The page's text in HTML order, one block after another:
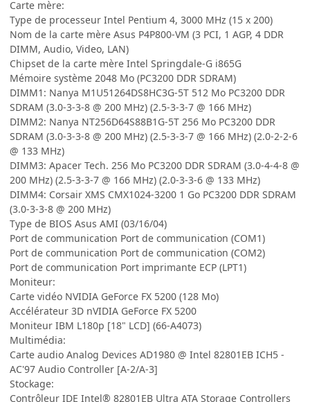
Carte mère:
Type de processeur Intel Pentium 4, 3000 MHz (15 x 200)
Nom de la carte mère Asus P4P800-VM (3 PCI, 1 AGP, 4 DDR
DIMM, Audio, Video, LAN)
Chipset de la carte mère Intel Springdale-G i865G
Mémoire système 2048 Mo (PC3200 DDR SDRAM)
DIMM1: Nanya M1U51264DS8HC3G-5T 512 Mo PC3200 DDR
SDRAM (3.0-3-3-8 @ 200 MHz) (2.5-3-3-7 @ 166 MHz)
DIMM2: Nanya NT256D64S88B1G-5T 256 Mo PC3200 DDR
SDRAM (3.0-3-3-8 @ 200 MHz) (2.5-3-3-7 @ 166 MHz) (2.0-2-2-6
@ 133 MHz)
DIMM3: Apacer Tech. 256 Mo PC3200 DDR SDRAM (3.0-4-4-8 @
200 MHz) (2.5-3-3-7 @ 166 MHz) (2.0-3-3-6 @ 133 MHz)
DIMM4: Corsair XMS CMX1024-3200 1 Go PC3200 DDR SDRAM
(3.0-3-3-8 @ 200 MHz)
Type de BIOS Asus AMI (03/16/04)
Port de communication Port de communication (COM1)
Port de communication Port de communication (COM2)
Port de communication Port imprimante ECP (LPT1)
Moniteur:
Carte vidéo NVIDIA GeForce FX 5200 (128 Mo)
Accélérateur 3D nVIDIA GeForce FX 5200
Moniteur IBM L180p [18" LCD] (66-A4073)
Multimédia:
Carte audio Analog Devices AD1980 @ Intel 82801EB ICH5 -
AC'97 Audio Controller [A-2/A-3]
Stockage:
Contrôleur IDE Intel® 82801EB Ultra ATA Storage Controllers